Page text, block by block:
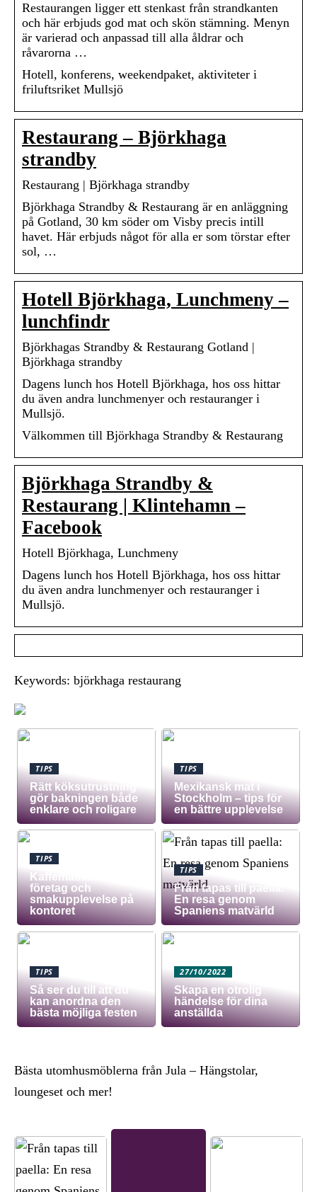
Restaurangen ligger ett stenkast från strandkanten
och här erbjuds god mat och skön stämning. Menyn
är varierad och anpassad till alla åldrar och
råvarorna …
Hotell, konferens, weekendpaket, aktiviteter i
friluftsriket Mullsjö
Restaurang – Björkhaga
strandby
Restaurang | Björkhaga strandby
Björkhaga Strandby & Restaurang är en anläggning
på Gotland, 30 km söder om Visby precis intill
havet. Här erbjuds något för alla er som törstar efter
sol, …
Hotell Björkhaga, Lunchmeny –
lunchfindr
Björkhagas Strandby & Restaurang Gotland |
Björkhaga strandby
Dagens lunch hos Hotell Björkhaga, hos oss hittar
du även andra lunchmenyer och restauranger i
Mullsjö.
Välkommen till Björkhaga Strandby & Restaurang
Björkhaga Strandby &
Restaurang | Klintehamn –
Facebook
Hotell Björkhaga, Lunchmeny
Dagens lunch hos Hotell Björkhaga, hos oss hittar
du även andra lunchmenyer och restauranger i
Mullsjö.
Keywords: björkhaga restaurang
TIPS
Rätt köksutrustning
gör bakningen både
enklare och roligare
TIPS
Mexikansk mat i
Stockholm – tips för
en bättre upplevelse
TIPS
Kaffemaskin för
företag och
smakupplevelse på
kontoret
TIPS
Från tapas till paella:
En resa genom
Spaniens matvärld
TIPS
Så ser du till att du
kan anordna den
bästa möjliga festen
27/10/2022
Skapa en otrolig
händelse för dina
anställda
Bästa utomhusmöblerna från Jula – Hängstolar,
loungeset och mer!